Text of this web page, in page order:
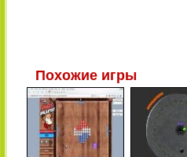
Похожие игры